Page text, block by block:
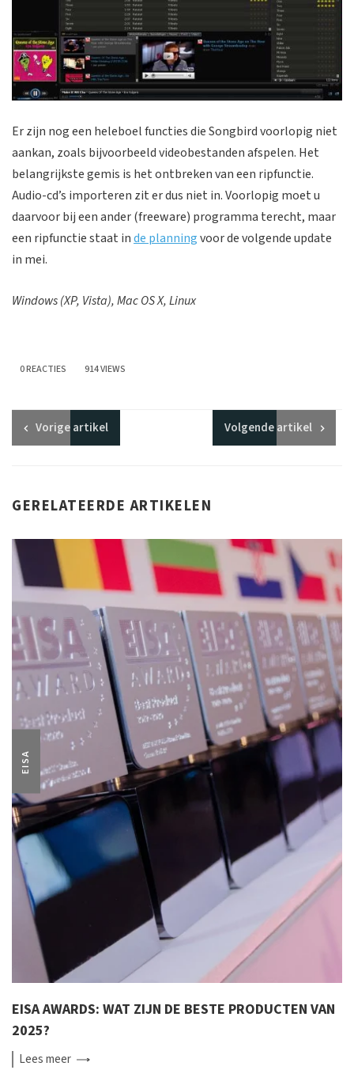
Er zijn nog een heleboel functies die Songbird voorlopig niet
aankan, zoals bijvoorbeeld videobestanden afspelen. Het
belangrijkste gemis is het ontbreken van een ripfunctie.
Audio-cd’s importeren zit er dus niet in. Voorlopig moet u
daarvoor bij een ander (freeware) programma terecht, maar
een ripfunctie staat inde planningvoor de volgende update
in mei.
Windows (XP, Vista), Mac OS X, Linux
0 REACTIES 914 VIEWS
Vorigeartikel Volgendeartikel
GERELATEERDE ARTIKELEN
EISA
EISA AWARDS: WAT ZIJN DE BESTE PRODUCTEN VAN
2025?
Leesmeer